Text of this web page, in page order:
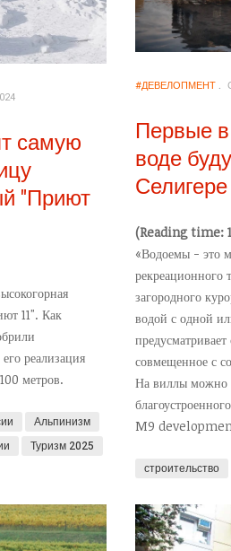
самую
"Приют
11". Как
реализация
метров.
Альпинизм
Туризм 2025
#ДЕВЕЛОПМЕНТ
Первые
воде
(Reading time:
«Водоемы - это
рекреационного
загородного
водой с одной
совмещенное с
На виллы можно
M9
строительство